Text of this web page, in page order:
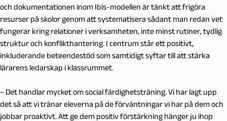
och dokumentationen inom Ibis-modellen är tänkt att frigöra
resurser på skolor genom att systematisera sådant man redan vet
fungerar kring relationer i verksamheten, inte minst rutiner, tydlig
struktur och konflikthantering. I centrum står ett positivt,
inkluderande beteendestöd som samtidigt syftar till att stärka
lärarens ledarskap i klassrummet.
– Det handlar mycket om social färdighetsträning. Vi har lagt upp
det så att vi tränar eleverna på de förväntningar vi har på dem och
jobbar proaktivt. Att ge dem positiv förstärkning hänger ju ihop